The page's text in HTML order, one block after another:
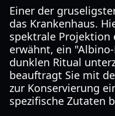
Einer der
das Krankenhaus.
spektrale Projektion
erwähnt, ein
dunklen Ritual
beauftragt Sie mit
zur Konservierung
spezifische Zutaten